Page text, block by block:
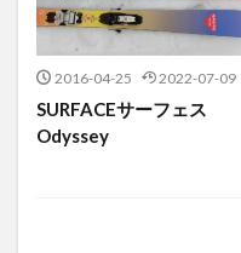
2016-04-25 2022-07-09
SURFACEサーフェス
Odyssey